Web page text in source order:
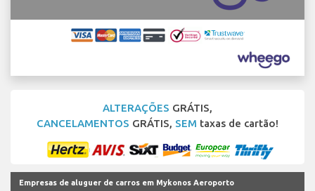
ALTERAÇÕES GRÁTIS,
CANCELAMENTOS GRÁTIS, SEM taxas de cartão!
Empresas de aluguer de carros em Mykonos Aeroporto